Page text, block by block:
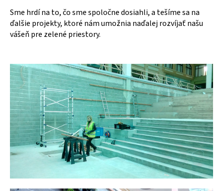
Sme hrdí na to, čo sme spoločne dosiahli, a tešíme sa na
ďalšie projekty, ktoré nám umožnia naďalej rozvíjať našu
vášeň pre zelené priestory.